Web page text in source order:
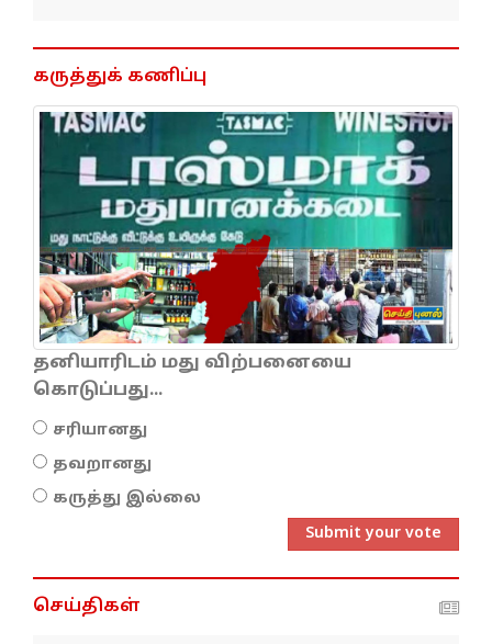
கருத்துக் கணிப்பு
தனியாரிடம் மது விற்பனையை
கொடுப்பது...
சரியானது
தவறானது
கருத்து இல்லை
Submit your vote
செய்திகள்